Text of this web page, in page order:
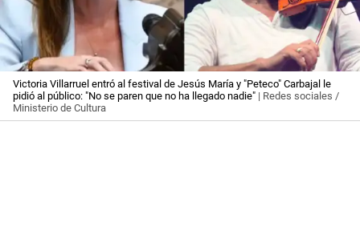
Victoria Villarruel entró al festival de Jesús María y "Peteco" Carbajal le
pidió al público: "No se paren que no ha llegado nadie" | Redes sociales /
Ministerio de Cultura